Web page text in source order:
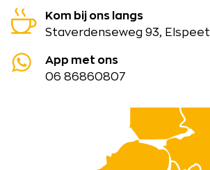
Kom bij ons langs
Staverdenseweg 93, Elspeet
App met ons
06 86860807